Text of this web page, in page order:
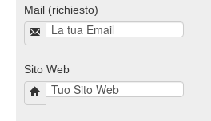
Mail (richiesto)
Sito Web